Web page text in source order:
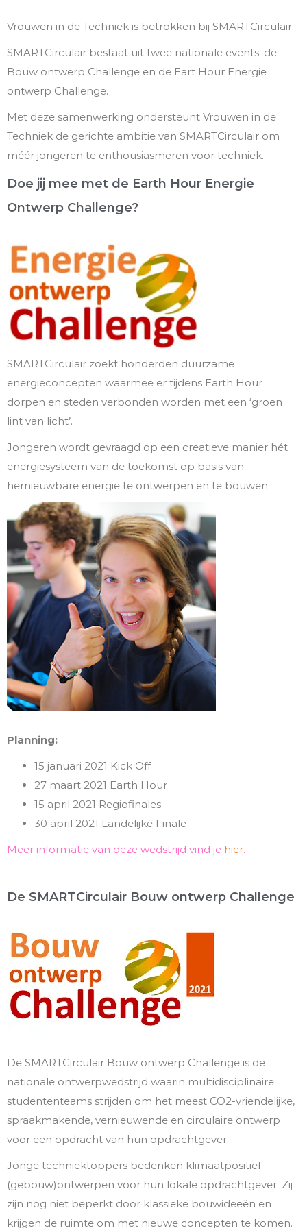
Vrouwen in de Techniek is betrokken bij SMARTCirculair.
SMARTCirculair bestaat uit twee nationale events; de
Bouw ontwerp Challenge en de Eart Hour Energie
ontwerp Challenge.
Met deze samenwerking ondersteunt Vrouwen in de
Techniek de gerichte ambitie van SMARTCirculair om
méér jongeren te enthousiasmeren voor techniek.
Doe jij mee met de Earth Hour Energie
Ontwerp Challenge?
SMARTCirculair zoekt honderden duurzame
energieconcepten waarmee er tijdens Earth Hour
dorpen en steden verbonden worden met een ‘groen
lint van licht’.
Jongeren wordt gevraagd op een creatieve manier hét
energiesysteem van de toekomst op basis van
hernieuwbare energie te ontwerpen en te bouwen.
Planning:
15 januari 2021 Kick Off
27 maart 2021 Earth Hour
15 april 2021 Regiofinales
30 april 2021 Landelijke Finale
Meer informatie van deze wedstrijd vind je hier.
De SMARTCirculair Bouw ontwerp Challenge
De SMARTCirculair Bouw ontwerp Challenge is de
nationale ontwerpwedstrijd waarin multidisciplinaire
studententeams strijden om het meest CO2-vriendelijke,
spraakmakende, vernieuwende en circulaire ontwerp
voor een opdracht van hun opdrachtgever.
Jonge techniektoppers bedenken klimaatpositief
(gebouw)ontwerpen voor hun lokale opdrachtgever. Zij
zijn nog niet beperkt door klassieke bouwideeën en
krijgen de ruimte om met nieuwe concepten te komen.